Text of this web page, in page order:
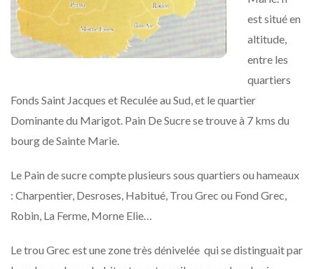
est situé en
altitude,
entre les
quartiers
Fonds Saint Jacques et Reculée au Sud, et le quartier
Dominante du Marigot. Pain De Sucre se trouve à 7 kms du
bourg de Sainte Marie.
Le Pain de sucre compte plusieurs sous quartiers ou hameaux
: Charpentier, Desroses, Habitué, Trou Grec ou Fond Grec,
Robin, La Ferme, Morne Elie…
Le trou Grec est une zone très dénivelée qui se distinguait par